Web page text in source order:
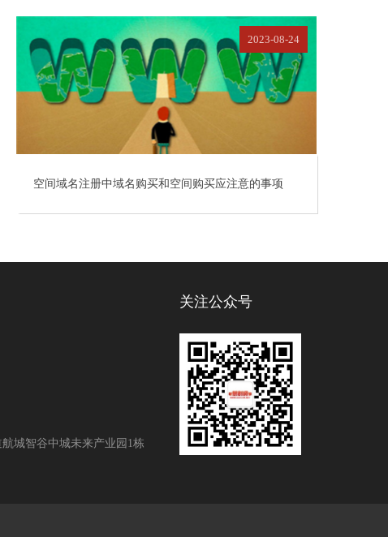
2023-08-24
空间域名注册中域名购买和空间购买应注意的事项
城智谷中城未来产业园1栋
关注公众号